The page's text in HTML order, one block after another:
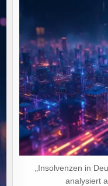
„Insolvenzen in
analysiert